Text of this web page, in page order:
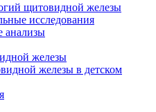
щитовидной железы
исследования
анализы
железы
железы в детском